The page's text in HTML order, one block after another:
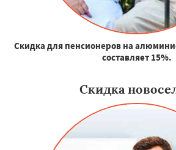
Скидка для пенсионеров на
составляет 15%.
Скидка